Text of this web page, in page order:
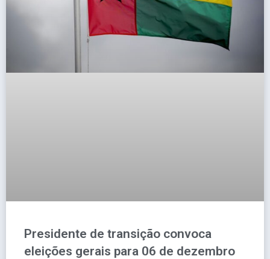
Presidente de transição convoca
eleições gerais para 06 de dezembro